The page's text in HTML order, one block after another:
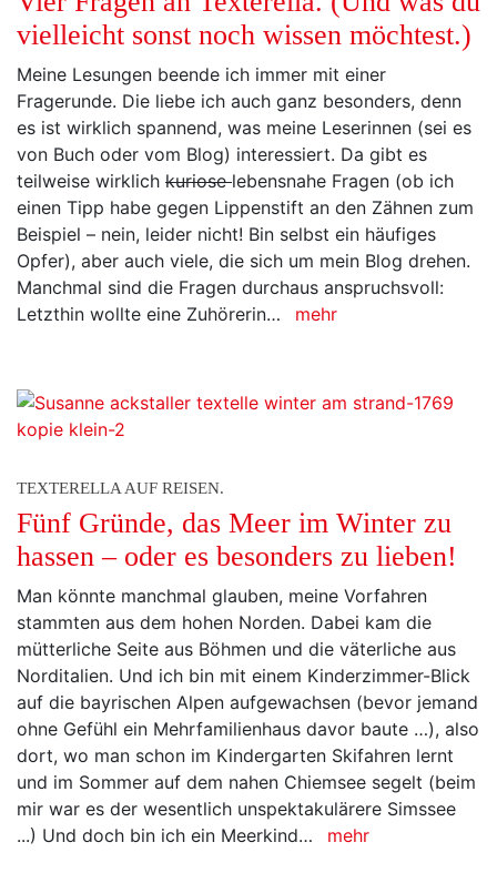
vielleicht sonst noch wissen möchtest.)
Meine Lesungen beende ich immer mit einer
Fragerunde. Die liebe ich auch ganz besonders, denn
es ist wirklich spannend, was meine Leserinnen (sei es
von Buch oder vom Blog) interessiert. Da gibt es
teilweise wirklich kurioselebensnahe Fragen (ob ich
einen Tipp habe gegen Lippenstift an den Zähnen zum
Beispiel – nein, leider nicht! Bin selbst ein häufiges
Opfer), aber auch viele, die sich um mein Blog drehen.
Manchmal sind die Fragen durchaus anspruchsvoll:
Letzthin wollte eine Zuhörerin…
mehr
TEXTERELLA AUF REISEN.
Fünf Gründe, das Meer im Winter zu
hassen – oder es besonders zu lieben!
Man könnte manchmal glauben, meine Vorfahren
stammten aus dem hohen Norden. Dabei kam die
mütterliche Seite aus Böhmen und die väterliche aus
Norditalien. Und ich bin mit einem Kinderzimmer-Blick
auf die bayrischen Alpen aufgewachsen (bevor jemand
ohne Gefühl ein Mehrfamilienhaus davor baute …), also
dort, wo man schon im Kindergarten Skifahren lernt
und im Sommer auf dem nahen Chiemsee segelt (beim
mir war es der wesentlich unspektakulärere Simssee
...) Und doch bin ich ein Meerkind…
mehr